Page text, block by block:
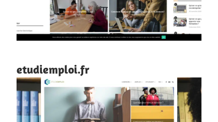
etudiemploi.fr